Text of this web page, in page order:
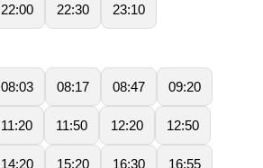
22:00 22:30 23:10
08:03 08:17 08:47 09:20
11:20 11:50 12:20 12:50
14:20 15:20 16:30 16:55